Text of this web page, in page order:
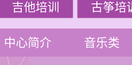
吉他培训 古筝培
中心简介 音乐类